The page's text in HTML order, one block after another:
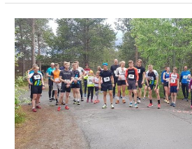
Bakkeintervaller